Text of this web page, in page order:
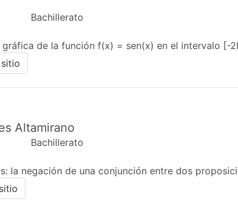
Bachillerato
de la función f(x) = sen(x) en el intervalo [-
Altamirano
Bachillerato
la negación de una conjunción entre dos